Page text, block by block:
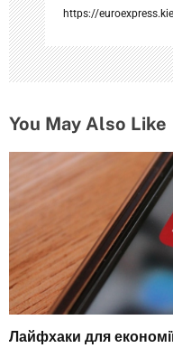
м
https://
You May Also Like
Лайфхаки для